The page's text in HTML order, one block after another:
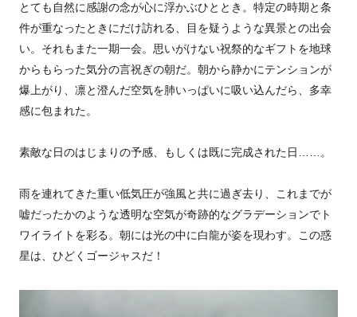
とても自然に感謝の念が心に浮かぶひととき。特定の時期と条
件が重なったときにだけ訪れる、目を疑うような異景との出会
い。それもまた一期一会。思いがけない祝祭的なギフトを地球
からもらった気分の言祝ぎの朝だ。朝から静かにテンションが
爆上がり、凛と澄んだ空気を肺いっぱいに吸い込んだら、多幸
感に包まれた。
素敵な日のはじまりの予感、もしくは既に完成された日……。
雨を連れてきた重い低気圧が強風と共に過ぎ去り、これまでが
嘘だったかのような透明な空気が奇跡的なグラデーションでト
ワイライトを彩る。朝には光の中に白龍が姿を現わす。この惑
星は、ひどくゴージャスだ！